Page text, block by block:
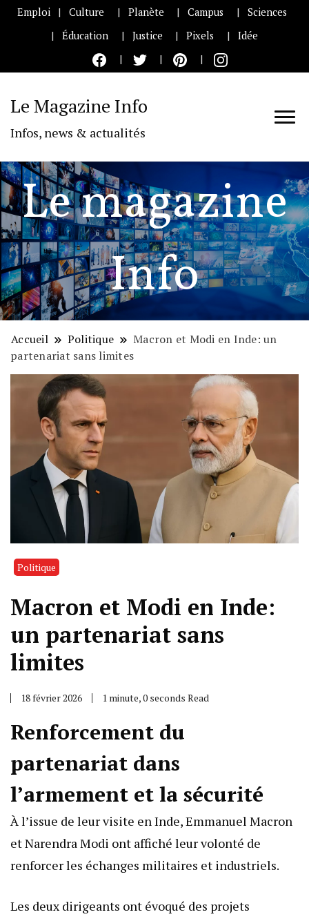
Emploi Culture Planète Campus
Sciences
Éducation
Justice Pixels Idée
Le Magazine Info
Infos, news & actualités
Le magazine
Info
Accueil Politique
Macron et Modi en Inde: un
partenariat sans limites
Politique
Macron et Modi en Inde:
un partenariat sans
limites
18 février 2026 1 minute, 0 seconds Read
Renforcement du
partenariat dans
l’armement et la sécurité
À l’issue de leur visite en Inde, Emmanuel Macron
et Narendra Modi ont affiché leur volonté de
renforcer les échanges militaires et industriels.
Les deux dirigeants ont évoqué des projets